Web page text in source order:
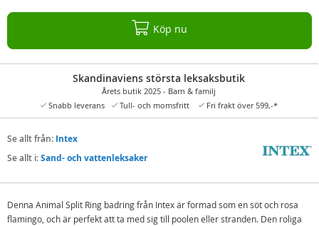
Köp nu
Skandinaviens största leksaksbutik
Årets butik 2025 - Barn & familj
Snabb leverans
Tull- och momsfritt Fri frakt över 599,-*
Se allt från: Intex
Se allt i:Sand- och vattenleksaker
Denna Animal Split Ring badring från Intex är formad som en söt och rosa
flamingo, och är perfekt att ta med sig till poolen eller stranden. Den roliga